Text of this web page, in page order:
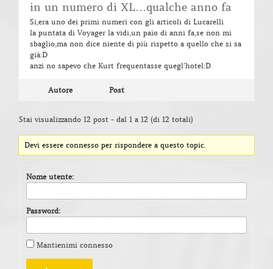
in un numero di XL…qualche anno fa
Si,era uno dei primi numeri con gli articoli di Lucarelli
la puntata di Voyager la vidi,un paio di anni fa,se non mi
sbaglio,ma non dice niente di più rispetto a quello che si sa
già:D
anzi no sapevo che Kurt frequentasse quegl’hotel:D
Autore Post
Stai visualizzando 12 post - dal 1 a 12 (di 12 totali)
Devi essere connesso per rispondere a questo topic.
Nome utente:
Password:
Mantienimi connesso